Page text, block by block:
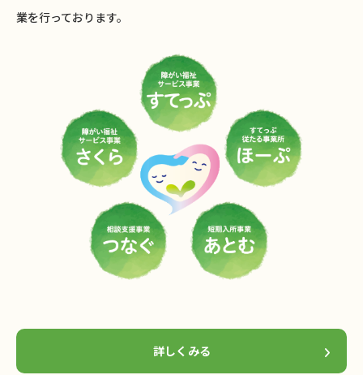
業を行っております。
詳しくみる